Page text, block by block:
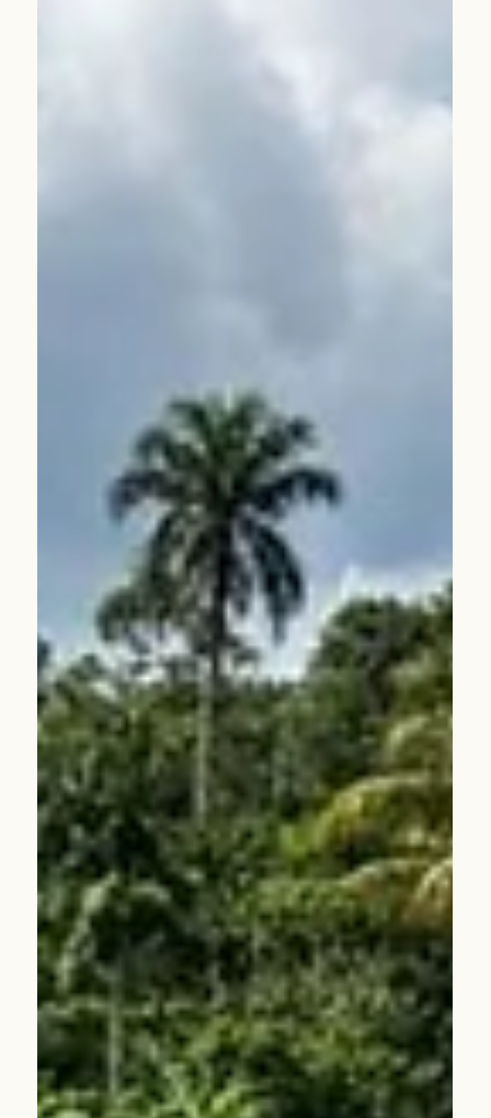
2026’da Yeşil Kahve Piyasası:
Anafarta Coffee Perspektifiyle
Yeni Dönem